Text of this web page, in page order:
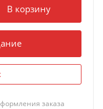
В корзину
заказа